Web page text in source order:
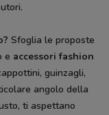
Sfoglia le proposte
e accessori fashion
guinzagli,
angolo della
ti aspettano